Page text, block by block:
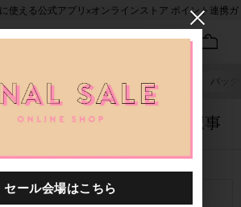
使える公式アプリ×オンラインストア ポイント連携ガ
ド セール 40th限定 バッグ
」に関する記事
関連キーワード